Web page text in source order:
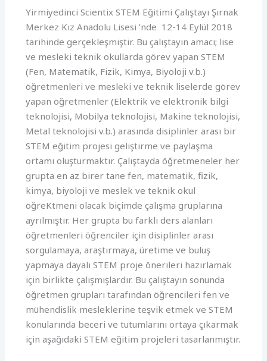
Yirmiyedinci Scientix STEM Eğitimi Çalıştayı Şırnak
Merkez Kız Anadolu Lisesi ’nde 12-14 Eylül 2018
tarihinde gerçekleşmiştir. Bu çalıştayın amacı; lise
ve mesleki teknik okullarda görev yapan STEM
(Fen, Matematik, Fizik, Kimya, Biyoloji v.b.)
öğretmenleri ve mesleki ve teknik liselerde görev
yapan öğretmenler (Elektrik ve elektronik bilgi
teknolojisi, Mobilya teknolojisi, Makine teknolojisi,
Metal teknolojisi v.b.) arasında disiplinler arası bir
STEM eğitim projesi geliştirme ve paylaşma
ortamı oluşturmaktır. Çalıştayda öğretmeneler her
grupta en az birer tane fen, matematik, fizik,
kimya, biyoloji ve meslek ve teknik okul
öğreKtmeni olacak biçimde çalışma gruplarına
ayrılmıştır. Her grupta bu farklı ders alanları
öğretmenleri öğrenciler için disiplinler arası
sorgulamaya, araştırmaya, üretime ve buluş
yapmaya dayalı STEM proje önerileri hazırlamak
için birlikte çalışmışlardır. Bu çalıştayın sonunda
öğretmen grupları tarafından öğrencileri fen ve
mühendislik mesleklerine teşvik etmek ve STEM
konularında beceri ve tutumlarını ortaya çıkarmak
için aşağıdaki STEM eğitim projeleri tasarlanmıştır.